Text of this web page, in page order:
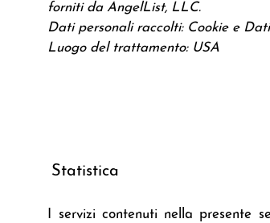
forniti da AngelList, LLC.
Dati personali raccolti: Cookie e
Luogo del trattamento: USA
Statistica
I servizi contenuti nella